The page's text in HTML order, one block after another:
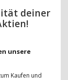
deiner
unsere
Kaufen und